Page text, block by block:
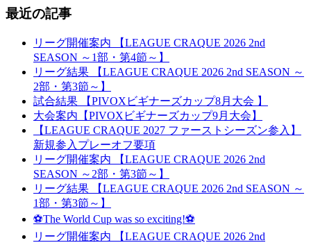
最近の記事
リーグ開催案内 【LEAGUE CRAQUE 2026 2nd
SEASON ～1部・第4節～】
リーグ結果 【LEAGUE CRAQUE 2026 2nd SEASON ～
2部・第3節～】
試合結果 【PIVOXビギナーズカップ8月大会 】
大会案内【PIVOXビギナーズカップ9月大会】
【LEAGUE CRAQUE 2027 ファーストシーズン参入】
新規参入プレーオフ要項
リーグ開催案内 【LEAGUE CRAQUE 2026 2nd
SEASON ～2部・第3節～】
リーグ結果 【LEAGUE CRAQUE 2026 2nd SEASON ～
1部・第3節～】
⚽The World Cup was so exciting!⚽
リーグ開催案内 【LEAGUE CRAQUE 2026 2nd